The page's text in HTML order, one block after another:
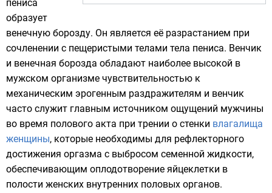
пениса
образует
венечную борозду. Он является её разрастанием при
сочленении с пещеристыми телами тела пениса. Венчик
и венечная борозда обладают наиболее высокой в
мужском организме чувствительностью к
механическим эрогенным раздражителям и венчик
часто служит главным источником ощущений мужчины
во время полового акта при трении о стенки влагалища
женщины, которые необходимы для рефлекторного
достижения оргазма с выбросом семенной жидкости,
обеспечивающим оплодотворение яйцеклетки в
полости женских внутренних половых органов.